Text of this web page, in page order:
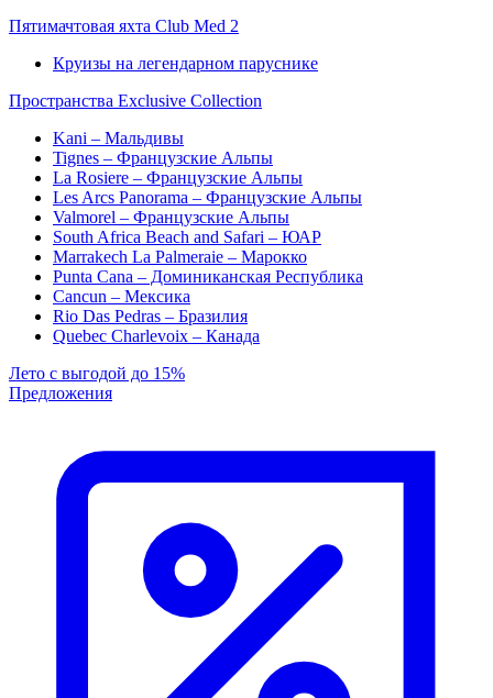
Пятимачтовая яхта Club Med 2
Круизы на легендарном паруснике
Пространства Exclusive Collection
Kani – Мальдивы
Tignes – Французские Альпы
La Rosiere – Французские Альпы
Les Arcs Panorama – Французские Альпы
Valmorel – Французские Альпы
South Africa Beach and Safari – ЮАР
Marrakech La Palmeraie – Марокко
Punta Cana – Доминиканская Республика
Cancun – Мексика
Rio Das Pedras – Бразилия
Quebec Charlevoix – Канада
Лето с выгодой до 15%
Предложения